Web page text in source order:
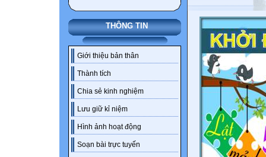
THÔNG TIN
Giới thiệu bản thân
Thành tích
Chia sẻ kinh nghiệm
Lưu giữ kỉ niệm
Hình ảnh hoạt động
Soạn bài trực tuyến